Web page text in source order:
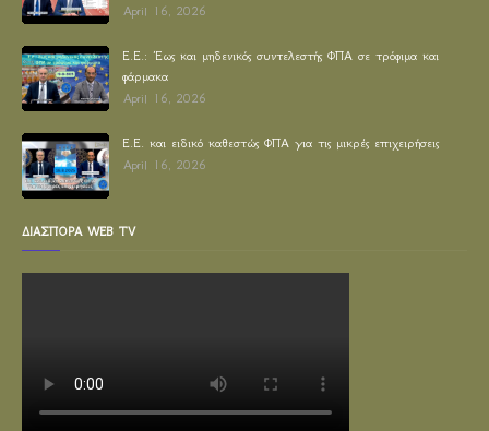
April 16, 2026
E.E.: Έως και μηδενικός συντελεστής ΦΠΑ σε τρόφιμα και
φάρμακα
April 16, 2026
Ε.Ε. και ειδικό καθεστώς ΦΠΑ για τις μικρές επιχειρήσεις
April 16, 2026
ΔΙΑΣΠΟΡΑ WEB TV